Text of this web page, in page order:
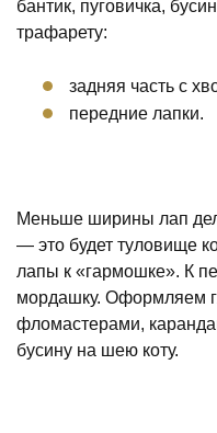
бантик, пуговичка,
трафарету:
задняя часть с
передние лапки.
Меньше ширины лап
— это будет туловище
лапы к «гармошке». К
мордашку. Оформляем
фломастерами,
бусину на шею коту.